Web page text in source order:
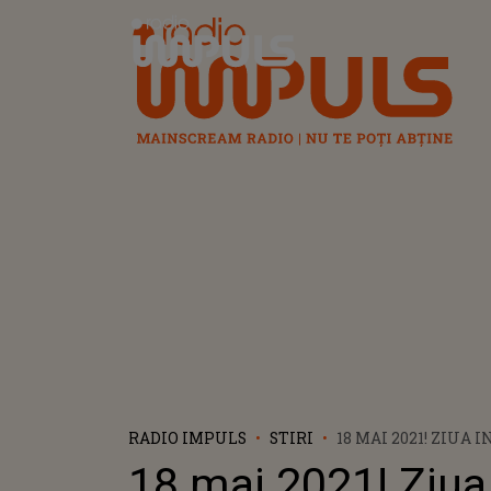
Radio Impuls
RADIO IMPULS STIRI
18 MAI 2021! ZIUA
AU INTRARE